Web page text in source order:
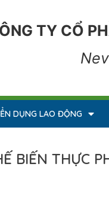
TY CỔ
DỤNG LAO ĐỘNG
BIẾN THỰC